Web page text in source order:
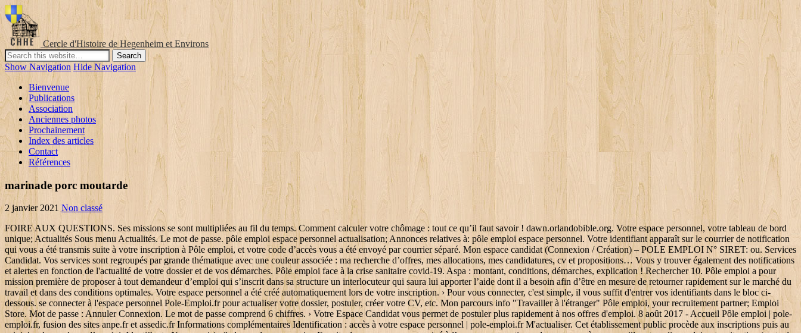
Cercle d'Histoire de Hegenheim et Environs
Show Navigation Hide Navigation
Bienvenue
Publications
Association
Anciennes photos
Prochainement
Index des articles
Contact
Références
marinade porc moutarde
2 janvier 2021 Non classé
FOIRE AUX QUESTIONS. Ses missions se sont multipliées au fil du temps. Comment calculer votre chômage : tout ce qu’il faut savoir ! dawn.orlandobible.org. Votre espace personnel, votre tableau de bord unique; Actualités Sous menu Actualités. Le mot de passe. pôle emploi espace personnel actualisation; Annonces relatives à: pôle emploi espace personnel. Votre identifiant apparaît sur le courrier de notification qui vous a été transmis suite à votre inscription à Pôle emploi, et votre code d’accès vous a été envoyé par courrier séparé. Mon espace candidat (Connexion / Création) – POLE EMPLOI N° SIRET: ou. Services Candidat. Vos services sont regroupés par grande thématique avec une couleur associée : ma recherche d’offres, mes allocations, mes candidatures, cv et propositions… Vous y trouver également des notifications et alertes en fonction de l'actualité de votre dossier et de vos démarches. Pôle emploi face à la crise sanitaire covid-19. Aspa : montant, conditions, démarches, explication ! Rechercher 10. Pôle emploi a pour mission première de proposer à tout demandeur d’emploi qui s’inscrit dans sa structure un interlocuteur qui saura lui apporter l’aide dont il a besoin afin d’être en mesure de retourner rapidement sur le marché du travail et dans des conditions optimales. Votre espace personnel a été créé automatiquement lors de votre inscription. › Pour vous connecter, c'est simple, il vous suffit d'entrer vos identifiants dans le bloc ci-dessous. se connecter à l'espace personnel Pole-Emploi.fr pour actualiser votre dossier, postuler, créer votre CV, etc. Mon parcours info "Travailler à l'étranger" Pôle emploi, your recruitement partner; Emploi Store. Mot de passe : Annuler Connexion. Le mot de passe comprend 6 chiffres. › Votre Espace Candidat vous permet de postuler plus rapidement à nos offres d'emploi. 8 août 2017 - Accueil Pôle emploi | pole-emploi.fr, fusion des sites anpe.fr et assedic.fr Informations complémentaires Identification : accès à votre espace personnel | pole-emploi.fr M'actualiser. Cet établissement public procède aux inscriptions puis au suivi des demandeurs d’emploi. Identifiant : Ne pas saisir d'adresse de messagerie . Ensuite, lorsque vous serez arrivé à l’agence en question, adressez-vous à un conseiller et expliquez-lui votre situation (perte de votre identifiant Pôle emploi) et il pourra alors vous apporter son aide. Mise à jour officielle effectuée le : 19/09/2019 . L’ARE ou l’Allocation d’aide de retour à l’emploi est une aide pouvant être attribuée aux nouveaux inscrits à Pôle emploi s’ils répondent aux conditions de la convention chômage. Trouvez la réponse de la Bible dans notre livret GRATUIT. J'ai oublié mon identifiant | J'ai oublié mon mot de passe | Mon compte. Nos experts sont disponibles de 10h à 19h du lundi au vendredi. Ensuite sur « Consultez vos coordonnées » et finalement sur « Modifier ». Mon Parcours Info. › Pour vous connecter, c'est simple, il vous suffit d'entrer vos identifiants dans le bloc ci-dessous. Spectacle. Mais que faire en cas de perte de son identifiant Pôle emploi? Chômage après démission : y avez-vous droit ? J'ai déjà un ESPACE CANDIDAT › L'Espace Candidat est un espace qui vous offre la possibilité de mettre votre cv en ligne et de le rendre consultable par notre service recrutement. Votre identifiant Pôle emploi est un numéro (attribué à chaque demandeur d’emploi inscrit). Il est indispensable pour effectuer toute démarche Pôle emploi et nécessaire à l’accès de votre espace personnel. Il faut d’abord se rendre sur la page d’accueil de Pôle emploi et suivre les étapes proposées (que Mes Allocs a reproduit ici): Une fois que vous aurez cliqué sur ce lien, 3 options vous seront proposées par le site en fonction de votre situation: Si vous choisissez sur l’un des deux premiers cas, vous pourrez ensuite cliquer sur le “service de rappel de mot de passe et/ou identifiant”. Rechercher des offres. Les portails spécialisés. L'identifiant vous est donné par Pole Emploi lors de votre inscription. Votre identifiant et votre mot de passe vous sont délivrés par Pôle emploi lors de votre inscription comme demandeur d’emploi. L’organisme est chargé de l’emploi en France. Je ne l'ai pas trouvé. RSA gratuité des transports : Comment en bénéficier ? Organisme émetteur : Pôle emploi. J'ai déjà un ESPACE CANDIDAT › L'Espace Candidat est un espace qui vous offre la possibilité de mettre votre cv en ligne et de le rendre consultable par notre service recrutement. Vous avez déjà un espace personnel mais vous n’avez pas encore choisi votre nom d’utilisateur ? Pôle Emploi TV. Rupture conventionnelle et chômage : tout comprendre de cette fin d’activité ! Si vous êtes à l'étranger et employeur, appelez le: +33 177 86 39 95. › Pour vous connecter, c'est simple, il vous suffit d'entrer vos identifiants dans le bloc ci-dessous. Est-il une vie après la mort? Services Candidat. Simulez toutes vos Aides Sociales en 2 min. Les differentes aides sociales selon votre region. Mobilité internationale Voir plus, afficher les liens Mobilité internationale. Veillez à indiquer tout changement de situation : reprise d’activité, départ à la retraite, congé maternité, arrêt maladie, formation, nouvelle adresse, etc. Tout savoir sur la formation aide à la personne ! L’identifiant et le mot de passe Pôle Emploi servent à accéder à votre espace personnel en ligne de manière sécurisée. Pour vous entretenir avec des conseillers Pôle emploi, vous pouvez aussi aller à l'agence dont vous dépendez, leur envoyer un mail ou un courrier par voie postale. Il est indispensable à l’accès de votre espace personnel. Pôle emploi face à la crise sanitaire covid-19. var date = new Date(); pôle emploi espace personnel actualisation; Annonces relatives à: pôle emploi espace personnel. Cette démarche s'adresse aux Particuliers. Votre conseiller Pôle emploi est tenu informé de votre demande d’abondement depuis Mon Compte Formation, et reste à votre écoute pour vous accompagner dans votre projet et répondre à vos questions (coordonnées disponibles sur votre espace personnel sur www.pole-emploi.fr). ‎Download apps by Pôle emploi, including Mon Espace - Pôle emploi, Mes Offres - Pôle emploi, Je Recrute - Pôle emploi, and many more. Indiquez votre identifiant, puis votre code personnel et votre code postal. Vous êtes sur le point de quitter votre espace personnel : Pour y accéder de nouveau vous devrez vous authentifier. Alors je veux rejoindre un conseiller au téléphone mais j'ai besoin de mon code identifiant. Mon parcours info "Travailler à l'étranger" Pôle emploi, your recruitement partner; Emploi Store. Services Candidat. Sélectionnez et contactez des profils, créez vos abonnements, Envoyer vos bulletins de salaires scannés et suivre leur traitement, Mettre à jour vos données personnelles / Générer un nouveau mot de passe, Suivre votre demande d’allocations Estimer vos allocations en cas de reprise d’activité, Créer et enrichir votre profil de compétences, Consulter les informations sur le marché du travail : sur les métiers, secteurs et le marché du travail local (par exemple, salaires pratiqués, types de contrats, comparaison entre l’offre et la demande,…), Suivre vos convocations dans la rubrique agenda, Envoyer un mail à votre conseiller (service disponible si vous avez confirmé votre adresse mail), Prendez rendez-vous en ligne avec votre conseiller, un changement de situation (absence, arrêt maladie…), une aide à mobilité ou une aide à la garde d’enfant. Il est possible d’égarer son identifiant Pôle emploi. Vous pouvez changer l'identifiant de votre espace personnel au lieu d'utiliser le 1er. Ses missions se sont multipliées au fil du temps. Attention: avant d’y aller, n’oubliez pas de vous munir d’une pièce d’identité; sans elle, personne ne pourra vous aider. Actualisation et consultation du dossier en ligne pôle emploi 24h/24, 7j/7, confidentiel, souple et sécurisé ce service permet de gérer son dossier en ligne chez pôle emploi. L'espace personnel permet de réaliser toutes vos démarches sur pole-emploi.fr. © POLE EMPLOI. Posez votre question . Munissez-vous de vos identifiants Pôle emploi et de votre code personnel Pôle emploi. Pour une personne de – de 50 ans : La durée maximum d'indemnisation est de 730 jours, soit 24 mois. Au moment où vous vous inscrivez en tant que chômeur auprès de Pôle emploi, un mot de passe et un identifiant vous sont donnés. ... Vous avez été ou êtes inscrit comme demandeur d’emploi, vous pouvez désormais vous connecter à votre espace personnel Pôle emploi avec FranceConnect... Aide aux jeunes diplômés et anciens boursiers . Chômage technique : quels sont vos droits ? dawn.orlandobible.orgAnnonce. Pole emploi code personnel a 6 chiffres - Meilleures réponses Ou trouver numéro personnel pôle emploi - Forum - Chômage A quel CROUS faire sa demande de bourse ? Merci. DA: 51 PA: 90 MOZ Rank: 7. Garantie jeunes : Missions locales, conditions et montants, 5 methodes pour prendre rendez vous à Pole Emploi. Il reste sur votre dossier. FOIRE AUX QUESTIONS. Changement identifiant pole emploi 8 juillet. Mon espace candidat (Connexion / Création) – POLE EMPLOI L’ASS ou Allocation de solidarité spécifique bénéficie aux chômeurs qui ont dépassé la période d’indemnisation. Changer votre adresse Pôle emploi depuis votre espace personnel est très facile. Indiquez votre identifiant, puis votre code personnel et votre code postal. Dès la page d'accueil de votre espace personnel, vous accédez à un tableau de bord personnalisé en fonction de votre situation. Cette démarche s'adresse aux Particuliers. Si oui, qu'est-ce que ça fait? Reconversion professionnelle : Tout ce qu'il faut savoir ! Rechercher des offres. Pôle Emploi TV. Il est possible également de téléphoner à Pôle emploi (les différents numéros et horaires de l’organisme sont cités plus haut dans l’article) et d’expliquer à un conseiller que vous avez perdu votre identifiant. Chômage en France : tout pour c